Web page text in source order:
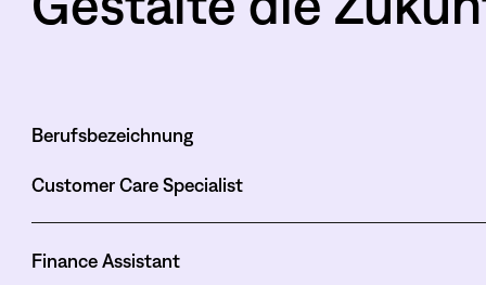
Berufsbezeichnung
Customer Care Specialist
Finance Assistant